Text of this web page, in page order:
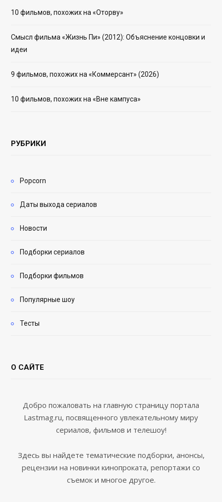
10 фильмов, похожих на «Оторву»
Смысл фильма «Жизнь Пи» (2012): Объяснение концовки и
идеи
9 фильмов, похожих на «Коммерсант» (2026)
10 фильмов, похожих на «Вне кампуса»
РУБРИКИ
Popcorn
Даты выхода сериалов
Новости
Подборки сериалов
Подборки фильмов
Популярные шоу
Тесты
О САЙТЕ
Добро пожаловать на главную страницу портала
Lastmag.ru, посвященного увлекательному миру
сериалов, фильмов и телешоу!
Здесь вы найдете тематические подборки, анонсы,
рецензии на новинки кинопроката, репортажи со
съемок и многое другое.